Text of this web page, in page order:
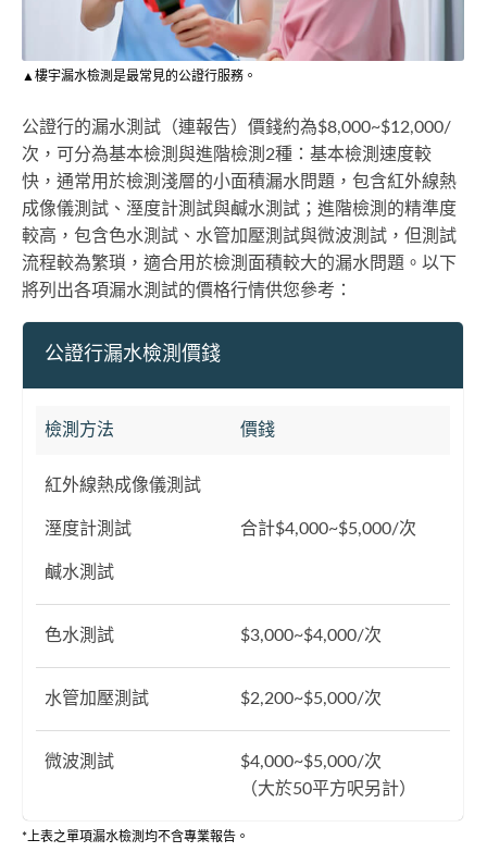
▲樓宇漏水檢測是最常見的公證行服務。
公證行的漏水測試（連報告）價錢約為$8,000~$12,000/
次，可分為基本檢測與進階檢測2種：基本檢測速度較
快，通常用於檢測淺層的小面積漏水問題，包含紅外線熱
成像儀測試、溼度計測試與鹹水測試；進階檢測的精準度
較高，包含色水測試、水管加壓測試與微波測試，但測試
流程較為繁瑣，適合用於檢測面積較大的漏水問題。以下
將列出各項漏水測試的價格行情供您參考：
公證行漏水檢測價錢
檢測方法 價錢
紅外線熱成像儀測試
溼度計測試
鹹水測試
合計$4,000~$5,000/次
色水測試 $3,000~$4,000/次
水管加壓測試 $2,200~$5,000/次
微波測試
$4,000~$5,000/次
（大於50平方呎另計）
*上表之單項漏水檢測均不含專業報告。